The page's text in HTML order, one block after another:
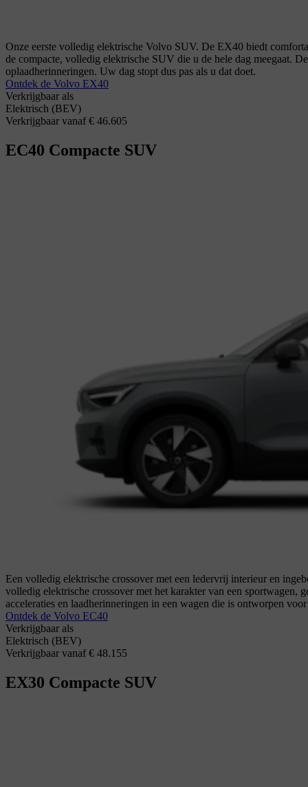
Onze eerste volledig elektrische Volvo SUV. De EX40 biedt
de compacte, volledig elektrische SUV die u de hele dag meegaat.
oplaadherinneringen. Uw dag stopt dus pas als u dat doet.
Ontdek de Volvo EX40
Verkrijgbaar als
Elektrisch (BEV)
Verkrijgbaar vanaf € 46.605
EC40 Compacte SUV
Een volledig elektrische crossover met een ledervrij interieur en
volledig elektrische crossover met het karakter van een sportwagen,
acceleraties en laadherinneringen in een wagen die is ontworpen
Ontdek de Volvo EC40
Verkrijgbaar als
Elektrisch (BEV)
Verkrijgbaar vanaf € 48.155
EX30 Compacte SUV